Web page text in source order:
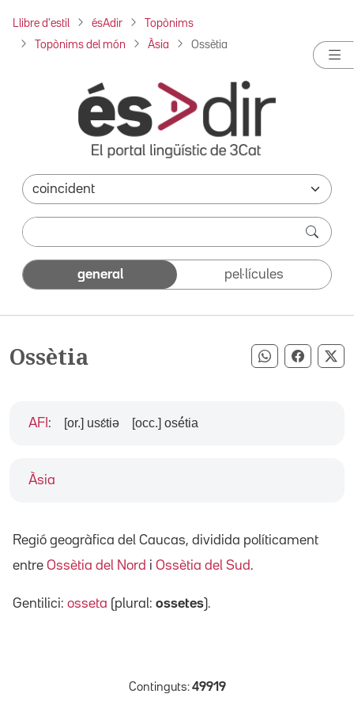
Llibre d'estil ésAdir Topònims
Topònims del món Àsia Ossètia
general pel·lícules
Ossètia Compartir
Àsia
AFI : [or.] usɛ́tiə [occ.] osé́tia
Regió geogràfica del Caucas, dividida políticament
entre Ossètia del Nord i Ossètia del Sud.
Gentilici: osseta (plural: ossetes).
Continguts: 49919